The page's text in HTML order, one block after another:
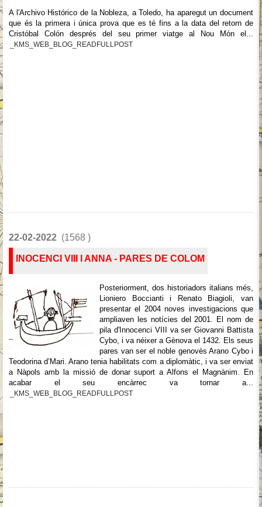
A l'Archivo Histórico de la Nobleza, a Toledo, ha aparegut un document
que és la primera i única prova que es té fins a la data del retorn de
Cristóbal Colón després del seu primer viatge al Nou Món el...
_KMS_WEB_BLOG_READFULLPOST
22-02-2022 (1568 )
INOCENCI VIII I ANNA - PARES DE COLOM
Posteriorment, dos historiadors italians més,
Lioniero Boccianti i Renato Biagioli, van
presentar el 2004 noves investigacions que
ampliaven les notícies del 2001. El nom de
pila d'Innocenci VIII va ser Giovanni Battista
Cybo, i va néixer a Gènova el 1432. Els seus
pares van ser el noble genovès Arano Cybo i
Teodorina d’Mari. Arano tenia habilitats com a diplomàtic, i va ser enviat
a Nàpols amb la missió de donar suport a Alfons el Magnànim. En
acabar el seu encàrrec va tornar a...
_KMS_WEB_BLOG_READFULLPOST